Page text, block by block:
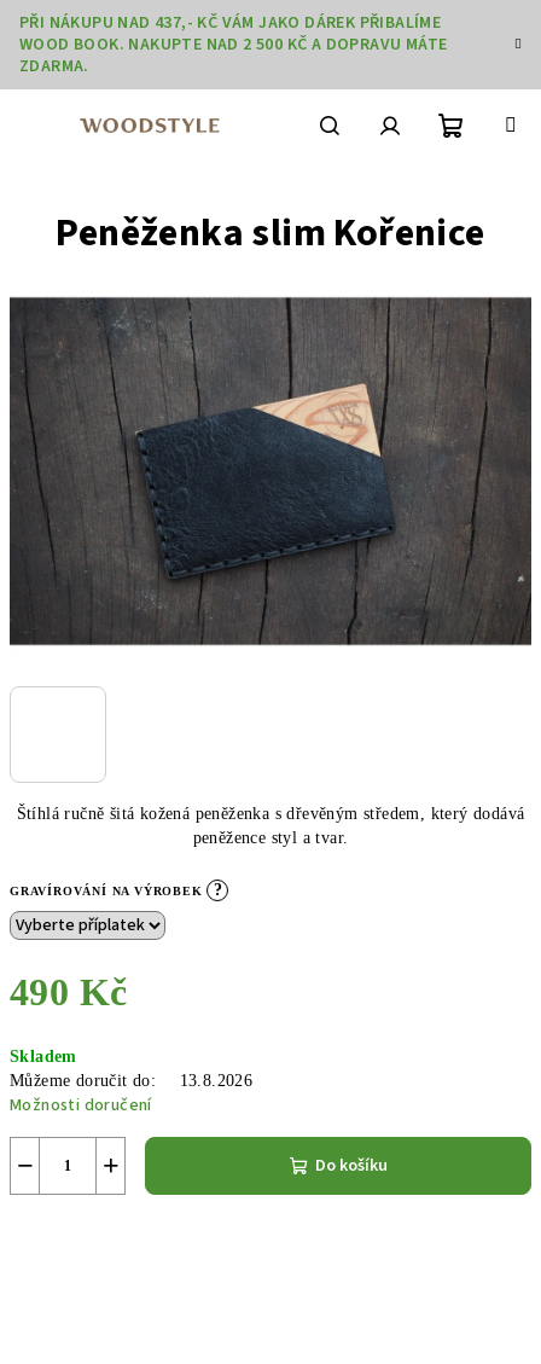
Přejít
obsah
PŘI NÁKUPU NAD 437,- KČ VÁM JAKO DÁREK PŘIBALÍME
WOOD BOOK. NAKUPTE NAD 2 500 KČ A DOPRAVU MÁTE
ZDARMA.
košík
Štíhlá ručně šitá kožená peněženka s dřevěným středem, který dodává
peněžence styl a tvar.
GRAVÍROVÁNÍ NA VÝROBEK ?
490 Kč
cena:
Skladem
Můžeme doručit do:
13.8.2026
Možnosti doručení
+
− Do košíku
Peněženka slim Kořenice